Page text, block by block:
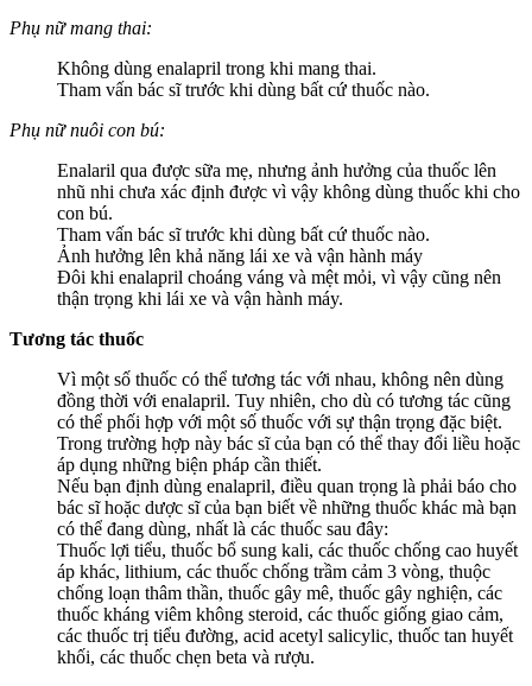
Phụ nữ mang thai:
Không dùng enalapril trong khi mang thai.
Tham vấn bác sĩ trước khi dùng bất cứ thuốc nào.
Phụ nữ nuôi con bú:
Enalaril qua được sữa mẹ, nhưng ảnh hưởng của thuốc lên
nhũ nhi chưa xác định được vì vậy không dùng thuốc khi cho
con bú.
Tham vấn bác sĩ trước khi dùng bất cứ thuốc nào.
Ảnh hưởng lên khả năng lái xe và vận hành máy
Đôi khi enalapril choáng váng và mệt mỏi, vì vậy cũng nên
thận trọng khi lái xe và vận hành máy.
Tương tác thuốc
Vì một số thuốc có thể tương tác với nhau, không nên dùng
đồng thời với enalapril. Tuy nhiên, cho dù có tương tác cũng
có thể phối hợp với một số thuốc với sự thận trọng đặc biệt.
Trong trường hợp này bác sĩ của bạn có thể thay đổi liều hoặc
áp dụng những biện pháp cần thiết.
Nếu bạn định dùng enalapril, điều quan trọng là phải báo cho
bác sĩ hoặc dược sĩ của bạn biết về những thuốc khác mà bạn
có thể đang dùng, nhất là các thuốc sau đây:
Thuốc lợi tiểu, thuốc bổ sung kali, các thuốc chống cao huyết
áp khác, lithium, các thuốc chống trầm cảm 3 vòng, thuộc
chống loạn thâm thần, thuốc gây mê, thuốc gây nghiện, các
thuốc kháng viêm không steroid, các thuốc giống giao cảm,
các thuốc trị tiểu đường, acid acetyl salicylic, thuốc tan huyết
khối, các thuốc chẹn beta và rượu.